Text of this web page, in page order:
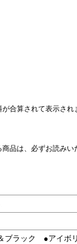
合算されて表示され
品は、必ずお読み
ブラック ●アイボ